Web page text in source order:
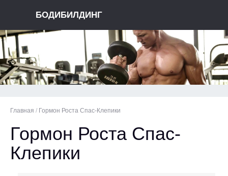
БОДИБИЛДИНГ
Главная / Гормон Роста Спас-Клепики
Гормон Роста Спас-
Клепики